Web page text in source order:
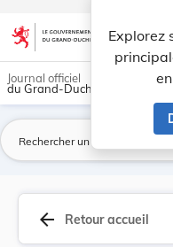
Aller au contenu Explorez
Journal officiel
du Grand-Duché de
arrow_back Retour accueil